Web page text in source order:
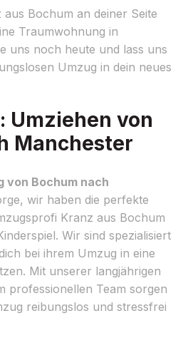
Bochum an deiner Seite
Traumwohnung in
uns noch heute und lass uns
Umzug in dein neues
Umziehen von
Manchester
von Bochum nach
wir haben die perfekte
Kranz aus Bochum
Wir sind spezialisiert
bei ihrem Umzug in eine
Mit unserer langjährigen
professionellen Team sorgen
reibungslos und stressfrei